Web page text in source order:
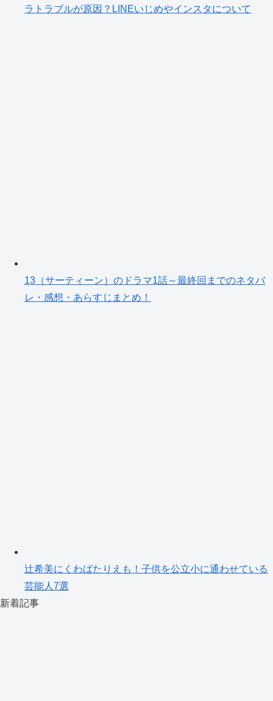
ラトラブルが原因？LINEいじめやインスタについて
13（サーティーン）のドラマ1話～最終回までのネタバ
レ・感想・あらすじまとめ！
辻希美にくわばたりえも！子供を公立小に通わせている
芸能人7選
新着記事